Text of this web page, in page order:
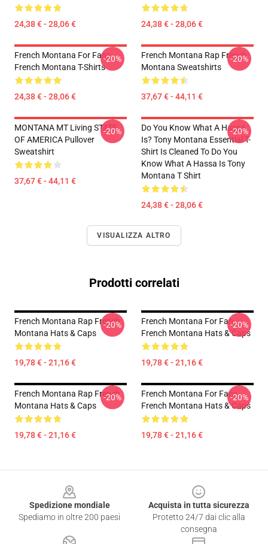
24,38 € - 28,06 € 24,38 € - 28,06 €
French Montana For Fans
French Montana T-Shirts
24,38 € - 28,06 €
-20%
French Montana Rap French
Montana Sweatshirts
37,67 € - 44,11 €
-20%
MONTANA MT Living STATE
OF AMERICA Pullover
Sweatshirt
37,67 € - 44,11 €
-20%
Do You Know What A Hassa
Is? Tony Montana Essential T-
Shirt Is Cleaned To Do You
Know What A Hassa Is Tony
Montana T Shirt
24,38 € - 28,06 €
-20%
VISUALIZZA ALTRO
Prodotti correlati
French Montana Rap French
Montana Hats & Caps
19,78 € - 21,16 €
-20%
French Montana For Fan
French Montana Hats & Caps
19,78 € - 21,16 €
-20%
French Montana Rap French
Montana Hats & Caps
19,78 € - 21,16 €
-20%
French Montana For Fans
French Montana Hats & Caps
19,78 € - 21,16 €
-20%
Spedizione mondiale
Spediamo in oltre 200 paesi
Acquista in tutta sicurezza
Protetto 24/7 dai clic alla
consegna